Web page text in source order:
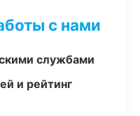
с нами
службами
и рейтинг